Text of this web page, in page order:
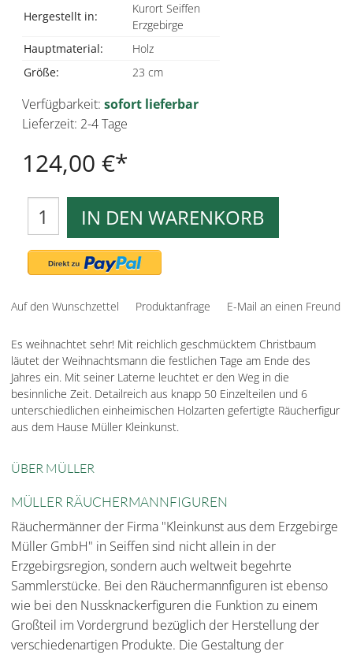
Hergestellt in:
Kurort Seiffen
Erzgebirge
Hauptmaterial:
Holz
Größe:
23 cm
Verfügbarkeit: sofort lieferbar
Lieferzeit: 2-4 Tage
124,00 €
IN DEN WARENKORB
Auf den Wunschzettel Produktanfrage E-Mail an einen Freund
Es weihnachtet sehr! Mit reichlich geschmücktem Christbaum
läutet der Weihnachtsmann die festlichen Tage am Ende des
Jahres ein. Mit seiner Laterne leuchtet er den Weg in die
besinnliche Zeit. Detailreich aus knapp 50 Einzelteilen und 6
unterschiedlichen einheimischen Holzarten gefertigte Räucherfigur
aus dem Hause Müller Kleinkunst.
ÜBER MÜLLER
MÜLLER RÄUCHERMANNFIGUREN
Räuchermänner der Firma "Kleinkunst aus dem Erzgebirge
Müller GmbH" in Seiffen sind nicht allein in der
Erzgebirgsregion, sondern auch weltweit begehrte
Sammlerstücke. Bei den Räuchermannfiguren ist ebenso
wie bei den Nussknackerfiguren die Funktion zu einem
Großteil im Vordergrund bezüglich der Herstellung der
verschiedenartigen Produkte. Die Gestaltung der